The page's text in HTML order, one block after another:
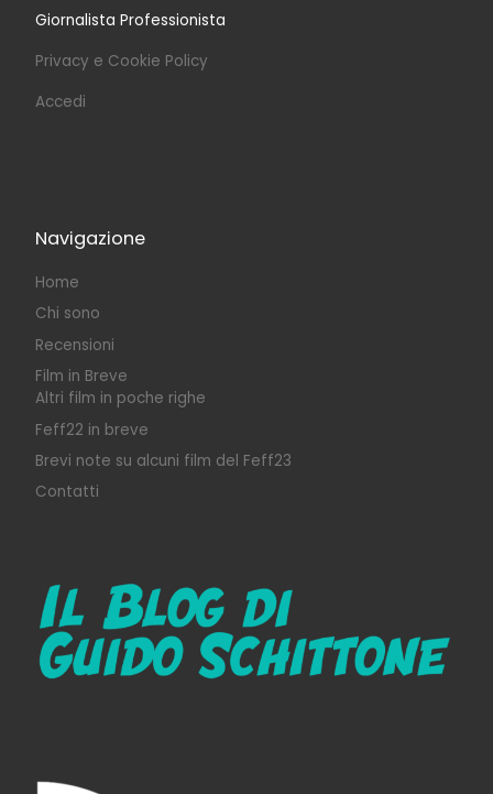
Giornalista Professionista
Privacy e Cookie Policy
Accedi
Navigazione
Home
Chi sono
Recensioni
Film in Breve
Altri film in poche righe
Feff22 in breve
Brevi note su alcuni film del Feff23
Contatti